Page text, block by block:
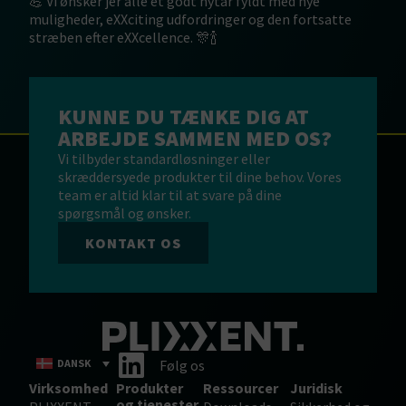
muligheder, eXXciting udfordringer og den fortsatte
stræben efter eXXcellence. 🎊🍾
KUNNE DU TÆNKE DIG AT
ARBEJDE SAMMEN MED OS?
Vi tilbyder standardløsninger eller
skræddersyede produkter til dine behov. Vores
team er altid klar til at svare på dine
spørgsmål og ønsker.
KONTAKT OS
DANSK
Følg os
Virksomhed Produkter
Ressourcer
Juridisk